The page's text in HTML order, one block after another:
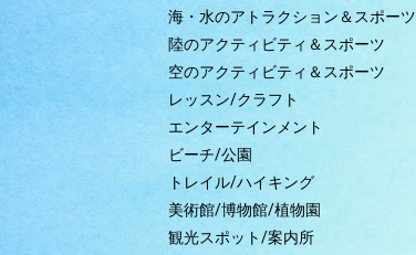
海・水のアトラクション＆スポーツ
陸のアクティビティ＆スポーツ
空のアクティビティ＆スポーツ
レッスン/クラフト
エンターテインメント
ビーチ/公園
トレイル/ハイキング
美術館/博物館/植物園
観光スポット/案内所